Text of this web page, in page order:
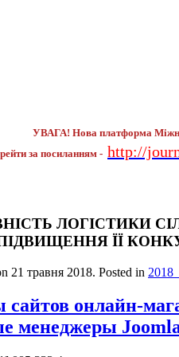
УВАГА! Нова платформа
за посиланням - http://
ЛОГІСТИКИ
ЇЇ
21 травня 2018. Posted in
онлайн-
менеджеры